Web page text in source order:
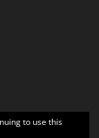
to use this